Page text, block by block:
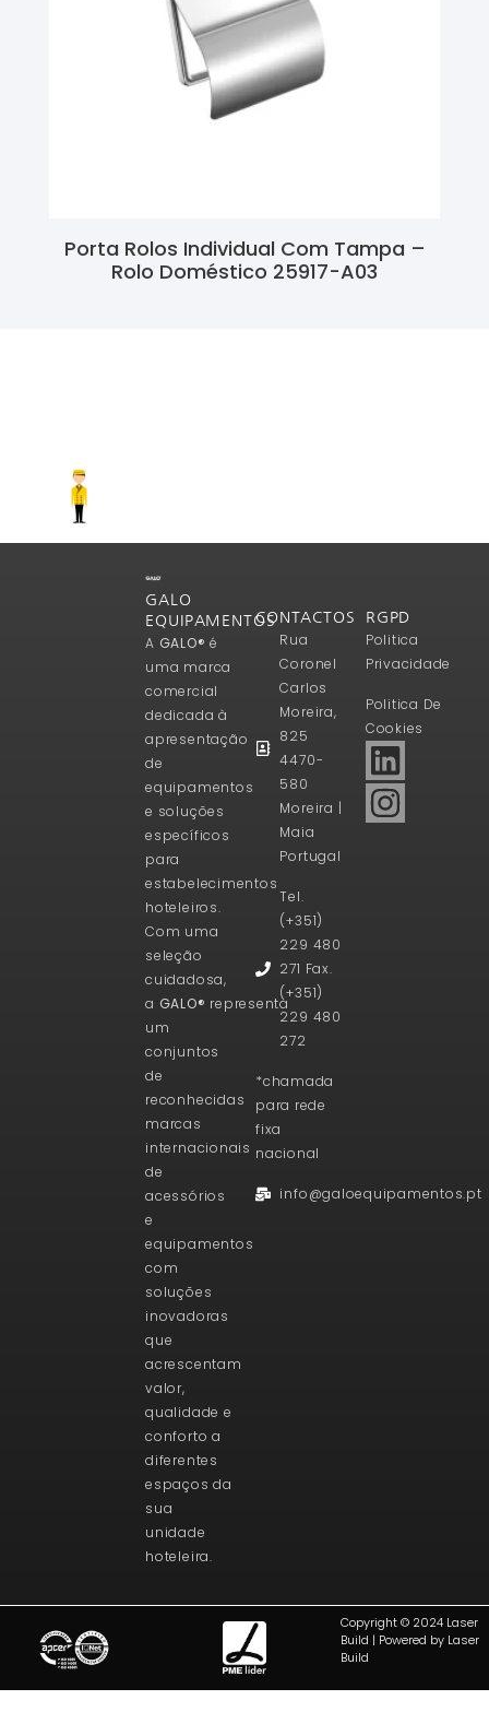
Porta Rolos Individual Com Tampa –
Rolo Doméstico 25917-A03
GALO
EQUIPAMENTOS
A GALO® é
uma marca
comercial
dedicada à
apresentação
de
equipamentos
e soluções
específicos
para
estabelecimentos
hoteleiros.
Com uma
seleção
cuidadosa,
a GALO® representa
um
conjuntos
de
reconhecidas
marcas
internacionais
de
acessórios
e
equipamentos
com
soluções
inovadoras
que
acrescentam
valor,
qualidade e
conforto a
diferentes
espaços da
sua
unidade
hoteleira.
CONTACTOS
Rua
Coronel
Carlos
Moreira,
825
4470-
580
Moreira |
Maia
Portugal
Tel.
(+351)
229 480
271 Fax.
(+351)
229 480
272
*chamada
para rede
fixa
nacional
info@galoequipamentos.pt
RGPD
Politica
Privacidade
Politica De
Cookies
Copyright © 2024 Laser
Build | Powered by Laser
Build